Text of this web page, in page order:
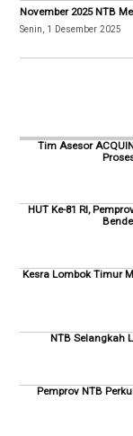
November 2025 NTB
Senin, 1 Desember 2025
Tim Asesor
HUT Ke-81 RI,
Kesra Lombok Timur
NTB Selangkah
Pemprov NTB